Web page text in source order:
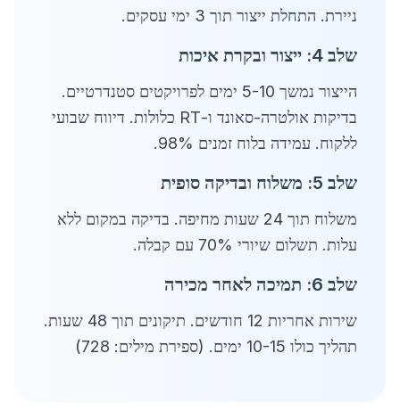
ניירת. התחלת ייצור תוך 3 ימי עסקים.
שלב 4: ייצור ובקרת איכות
הייצור נמשך 5-10 ימים לפרויקטים סטנדרטיים.
בדיקות אולטרה-סאונד ו-RT כלולות. דיווח שבועי
ללקוח. עמידה בלוח זמנים 98%.
שלב 5: משלוח ובדיקה סופית
משלוח תוך 24 שעות מחיפה. בדיקה במקום ללא
עלות. תשלום שיורי 70% עם קבלה.
שלב 6: תמיכה לאחר מכירה
שירות אחריות 12 חודשים. תיקונים תוך 48 שעות.
תהליך כולו 10-15 ימים. (ספירת מילים: 728)